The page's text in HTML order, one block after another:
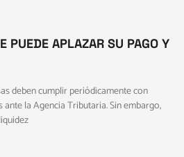
PUEDE APLAZAR SU PAGO Y
deben cumplir periódicamente con
la Agencia Tributaria. Sin embargo,